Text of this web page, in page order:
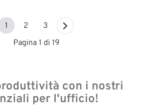
1 2
3
Pagina 1 di 19
con i nostri
per l'ufficio!